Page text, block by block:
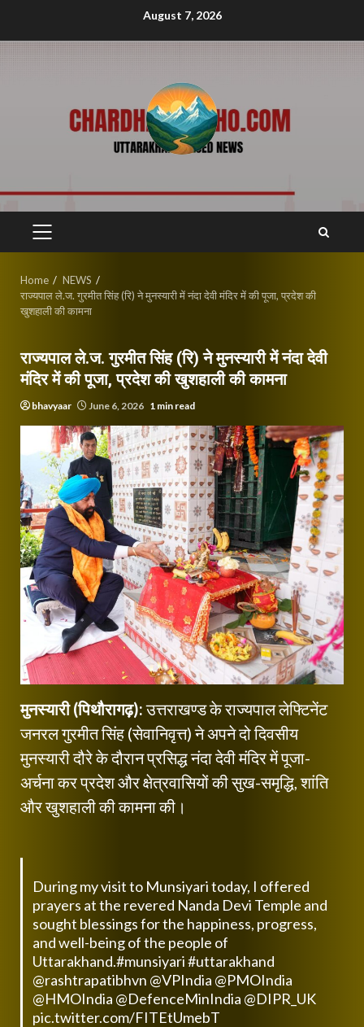
August 7, 2026
PRIMARY
Home
NEWS
राज्यपाल ले.ज. गुरमीत सिंह (रि) ने मुनस्यारी में नंदा देवी मंदिर में की पूजा, प्रदेश की
खुशहाली की कामना
राज्यपाल ले.ज. गुरमीत सिंह (रि) ने मुनस्यारी में नंदा देवी
मंदिर में की पूजा, प्रदेश की खुशहाली की कामना
bhavyaar June 6, 2026 1 min read
मुनस्यारी (पिथौरागढ़):उत्तराखण्ड के राज्यपाल लेफ्टिनेंट
जनरल गुरमीत सिंह (सेवानिवृत्त) ने अपने दो दिवसीय
मुनस्यारी दौरे के दौरान प्रसिद्ध नंदा देवी मंदिर में पूजा-
अर्चना कर प्रदेश और क्षेत्रवासियों की सुख-समृद्धि, शांति
और खुशहाली की कामना की।
During my visit to Munsiyari today, I offered
prayers at the revered Nanda Devi Temple and
sought blessings for the happiness, progress,
and well-being of the people of
Uttarakhand.#munsiyari#uttarakhand
@rashtrapatibhvn @VPIndia @PMOIndia
@HMOIndia @DefenceMinIndia @DIPR_UK
pic.twitter.com/FITEtUmebT